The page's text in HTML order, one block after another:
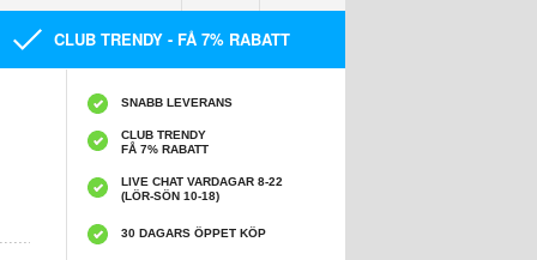
CLUB TRENDY - FÅ 7% RABATT
SNABB LEVERANS
CLUB TRENDY
FÅ 7% RABATT
LIVE CHAT VARDAGAR 8-22
(LÖR-SÖN 10-18)
30 DAGARS ÖPPET KÖP